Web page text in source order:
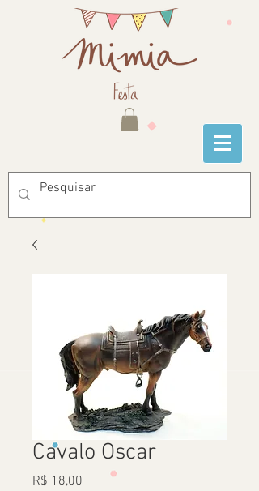
Cavalo Oscar
R$ 18,00 Preço